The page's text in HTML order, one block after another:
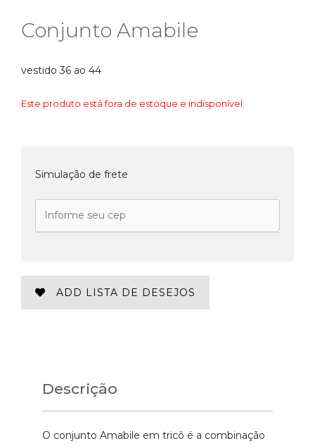
Conjunto Amabile
vestido 36 ao 44
Este produto está fora de estoque e indisponível.
Simulação de frete
ADD LISTA DE DESEJOS
Descrição
O conjunto Amabile em tricô é a combinação